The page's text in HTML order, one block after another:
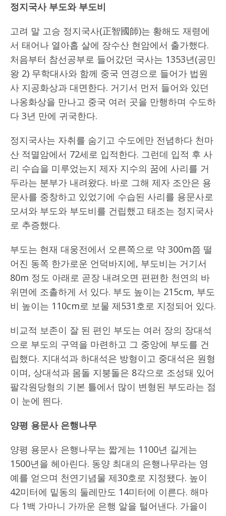
정지국사 부도와 부도비
고려 말 고승 정지국사(正智國師)는 황해도 재령에
서 태어나 열아홉 살에 장수산 현암에서 출가했다.
처음부터 참선공부로 들어갔던 국사는 1353년(공민
왕 2) 무학대사와 함께 중국 연경으로 들어가 법원
사 지공화상과 대면한다. 거기서 먼저 들어와 있던
나옹화상을 만나고 중국 여러 곳을 만행하며 수도하
다 3년 만에 귀국한다.
정지국사는 자취를 숨기고 수도에만 전념하다 천마
산 적멸암에서 72세로 입적한다. 그런데 입적 후 사
리 수습을 미루었는지 제자 지수의 꿈에 사리를 거
두라는 분부가 내려왔다. 바로 그해 제자 조안은 용
문사를 중창하고 있었기에 수습된 사리를 용문사로
모셔와 부도와 부도비를 건립했고 태조는 정지국사
로 추증했다.
부도는 현재 대웅전에서 오른쪽으로 약 300m쯤 떨
어진 동쪽 한가로운 언덕바지에, 부도비는 거기서
80m 정도 아래로 곧장 내려오면 편편한 천연의 바
위면에 조촐하게 서 있다. 부도 높이는 215cm, 부도
비 높이는 110cm로 보물 제531호로 지정되어 있다.
비교적 보존이 잘 된 편인 부도는 여러 장의 장대석
으로 부도의 구역을 마련하고 그 중앙에 부도를 건
립했다. 지대석과 하대석은 방형이고 중대석은 원형
이며, 상대석과 몸돌 지붕돌은 8각으로 조성돼 있어
팔각원당형의 기본 틀에서 많이 변형된 부도라는 점
이 눈에 띈다.
양평 용문사 은행나무
양평 용문사 은행나무는 짧게는 1100년 길게는
1500년을 헤아린다. 동양 최대의 은행나무라는 영
예를 얻으며 천연기념물 제30호로 지정됐다. 높이
42미터에 밑동의 둘레만도 14미터에 이른다. 해마
다 1백 가마니 가까운 은행 알을 털어낸다. 가을이